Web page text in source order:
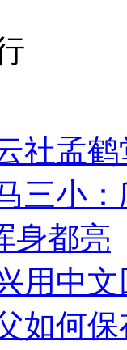
社孟
三小
身都亮
用中
如何